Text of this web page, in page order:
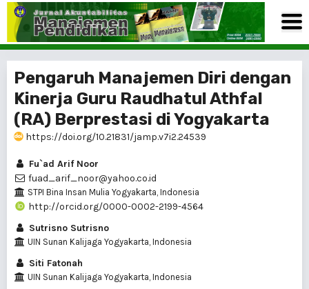
Pengaruh Manajemen Diri dengan
Kinerja Guru Raudhatul Athfal
(RA) Berprestasi di Yogyakarta
https://doi.org/10.21831/jamp.v7i2.24539
Fu`ad Arif Noor
fuad_arif_noor@yahoo.co.id
STPI Bina Insan Mulia Yogyakarta, Indonesia
http://orcid.org/0000-0002-2199-4564
Sutrisno Sutrisno
UIN Sunan Kalijaga Yogyakarta, Indonesia
Siti Fatonah
UIN Sunan Kalijaga Yogyakarta, Indonesia